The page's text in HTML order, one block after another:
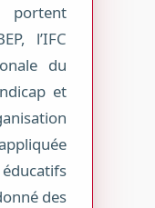
l’IFC
du
et
des